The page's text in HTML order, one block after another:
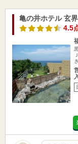
亀の井ホテル 玄
4.5